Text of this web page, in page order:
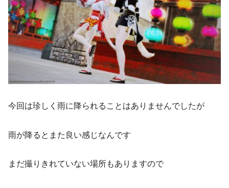
今回は珍しく雨に降られることはありませんでしたが
雨が降るとまた良い感じなんです
まだ撮りきれていない場所もありますので